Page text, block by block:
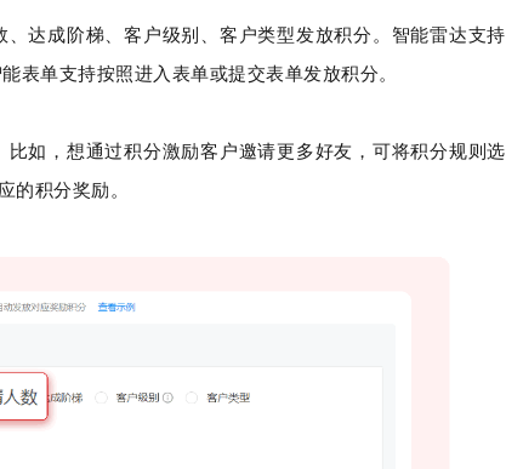
达成阶梯、客户级别、客户类型发放积分。智能雷达支持
表单支持按照进入表单或提交表单发放积分。
如，想通过积分激励客户邀请更多好友，可将积分规则选
的积分奖励。